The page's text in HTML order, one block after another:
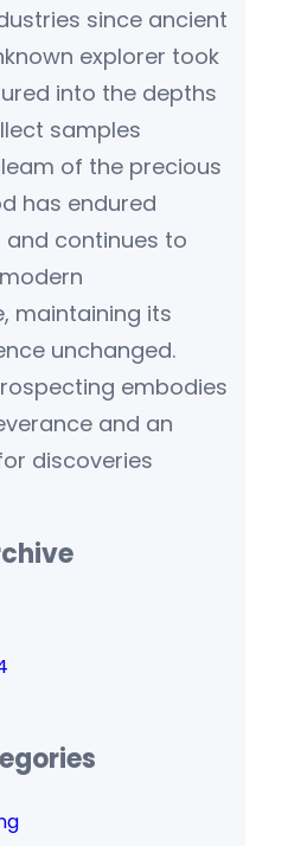
since ancient
explorer took
into the depths
samples
of the precious
has endured
continues to
maintaining its
unchanged.
embodies
and an
discoveries